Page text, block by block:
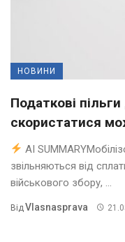
НОВИНИ
Податкові
скористатися
AI
звільняються від
військового збору, ...
Від Vlasnasprava